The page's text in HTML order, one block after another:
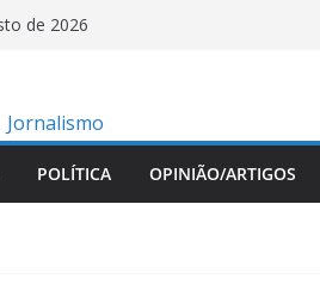
de 2026
POLÍTICA OPINIÃO/ARTIGOS